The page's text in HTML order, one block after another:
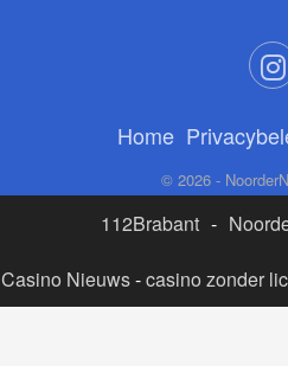
Home
© 2026 -
112Brabant -
Casino Nieuws-casino zonder